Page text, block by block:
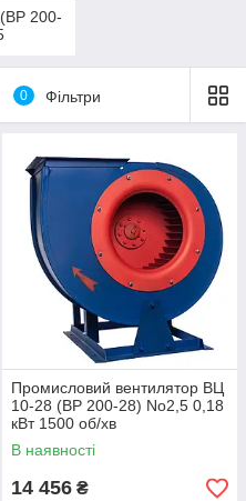
200-
0 Фільтри
Промисловий вентилятор ВЦ
10-28 (ВР 200-28) No2,5 0,18
кВт 1500 об/хв
В наявності
14 456 ₴